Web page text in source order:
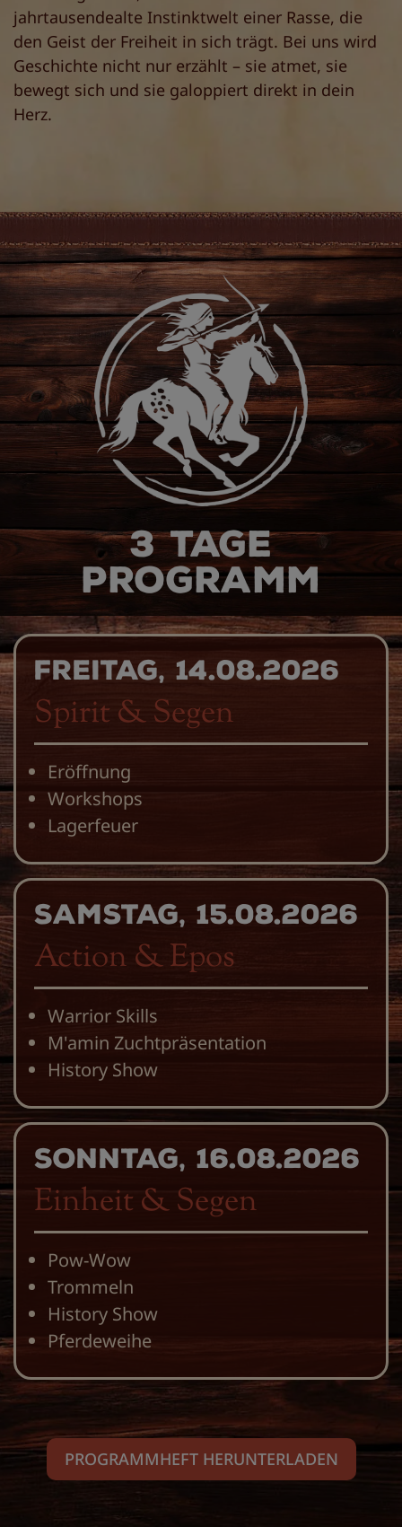
jahrtausendealte Instinktwelt einer Rasse, die
den Geist der Freiheit in sich trägt. Bei uns wird
Geschichte nicht nur erzählt – sie atmet, sie
bewegt sich und sie galoppiert direkt in dein
Herz.
3 Tage
Programm
Freitag, 14.08.2026
Spirit & Segen
Eröffnung
Workshops
Lagerfeuer
Samstag, 15.08.2026
Action & Epos
Warrior Skills
M'amin Zuchtpräsentation
History Show
Sonntag, 16.08.2026
Einheit & Segen
Pow-Wow
Trommeln
History Show
Pferdeweihe
PROGRAMMHEFT HERUNTERLADEN